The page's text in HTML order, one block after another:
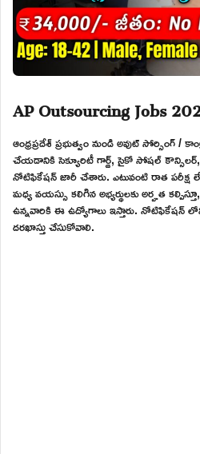
AP Outsourcing Jobs
ఆంధ్రప్రదేశ్ ప్రభుత్వం నుండి అవుట్ సోర్సింగ్
చేయడానికి సెక్యూరిటీ గార్డ్, సైకో సోషల్ కౌన్సిలర్,
నోటిఫికేషన్ జారీ చేశారు. ఎటువంటి రాత పరీక్ష
మధ్య వయస్సు కలిగిన అభ్యర్థులకు అర్హత
ఉన్నవారికి ఈ ఉద్యోగాలు ఇస్తారు. నోటిఫికేషన్
దరఖాస్తు చేసుకోవాలి.